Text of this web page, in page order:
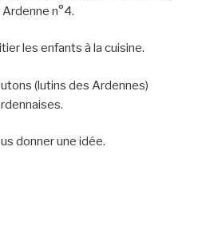
n°4.
les enfants à la cuisine.
(lutins des Ardennes)
donner une idée.